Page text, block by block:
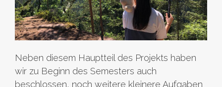
Neben diesem Hauptteil des Projekts haben
wir zu Beginn des Semesters auch
beschlossen, noch weitere kleinere Aufgaben